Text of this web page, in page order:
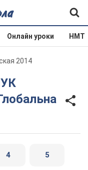
Онлайн уроки НМТ
2014
4 5